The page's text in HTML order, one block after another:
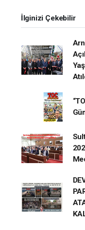
İlginizi Çekebilir